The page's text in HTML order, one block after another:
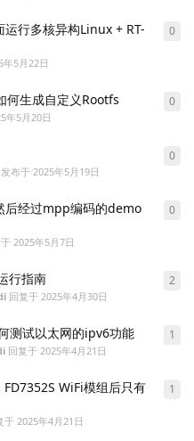
行多核异构Linux + RT-
年5月22日
0
何生成自定义Rootfs
年5月20日
0
布于 2025年5月19日
0
后经过mpp编码的demo
2025年5月7日
0
行指南
回复于 2025年4月30日
2
测试以太网的ipv6功能
回复于 2025年4月21日
1
WiFi模组后只有
于 2025年4月21日
1